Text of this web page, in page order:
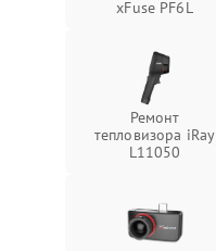
xFuse PF6L
Ремонт
тепловизора iRay
L11050